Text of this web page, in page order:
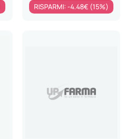
RISPARMI: -4.48€ (15%)